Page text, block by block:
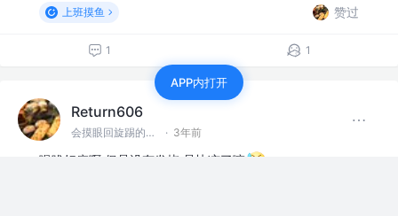
上班摸鱼 赞过
1 1
Return606
会摸眼回旋踢的前端一枚呀 · 3年前
喉咙好痛啊 但是没有发烧 是快凉了嘛
APP内打开